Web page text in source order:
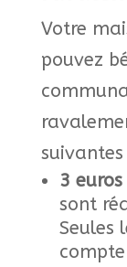
Votre
pouvez
suivantes
3
sont
Seules